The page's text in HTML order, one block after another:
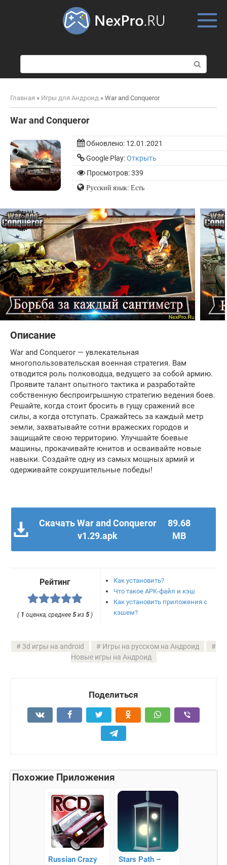
о
и
к
Главная » Игры для Андроид » War and Conqueror
War and Conqueror
Обновлено: 12.01.2021
Google Play:Открыть
Просмотров: 339
Русский язык: Есть
Описание
War and Conqueror — увлекательная
многопользовательская военная стратегия. Вам
отводится роль полководца, ведущего за собой армию.
Проявите талант опытного тактика и разработайте
собственную беспроигрышную стратегию ведения боев.
Решайте, когда стоит бросить в гущу сражений все
силы, а когда отступать. Сражайтесь за каждый метр
земли, захватывайте сотни вражеских городов и
защищайте свою территорию. Улучшайте боевые
машины, прокачивайте юнитов и осваивайте новые
навыки. Создайте одну из самых мощных армий и
одерживайте сокрушительные победы!
Скачать War and Conqueror
v1.29.apk
89.68
MB
Рейтинг
( 1 оценка, среднее5 из5 )
Как установить?
Что такое APK-файл и кэш
Как установить приложения с
кэшем?
3d игры на android
Игры на русском на Андроид
Новые игры на Андроид
Поделиться
Похожие Приложения
Russian Crazy
Stars Path –